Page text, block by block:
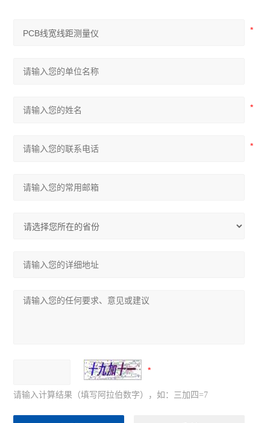
请输入计算结果（填写阿拉伯数字），如：三加四=7